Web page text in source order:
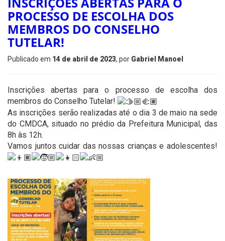
PROCESSO DE ESCOLHA DOS
MEMBROS DO CONSELHO
TUTELAR!
Publicado em 14 de abril de 2023, por Gabriel Manoel
Inscrições abertas para o processo de escolha dos
membros do Conselho Tutelar!
As inscrições serão realizadas até o dia 3 de maio na sede
do CMDCA, situado no prédio da Prefeitura Municipal, das
8h às 12h.
Vamos juntos cuidar das nossas crianças e adolescentes!